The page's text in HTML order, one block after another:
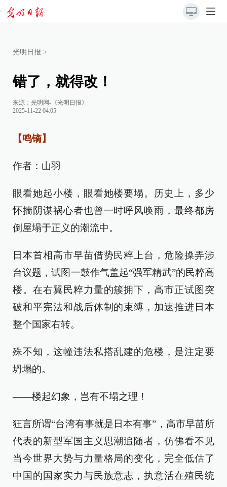
光明日报 >
错了，就得改！
来源： 光明网-《光明日报》
2025-11-22 04:05
【鸣镝】
作者：山羽
眼看她起小楼，眼看她楼要塌。历史上，多少
怀揣阴谋祸心者也曾一时呼风唤雨，最终都房
倒屋塌于正义的潮流中。
日本首相高市早苗借势民粹上台，危险操弄涉
台议题，试图一鼓作气盖起“强军精武”的民粹高
楼。在右翼民粹力量的簇拥下，高市正试图突
破和平宪法和战后体制的束缚，加速推进日本
整个国家右转。
殊不知，这幢违法私搭乱建的危楼，是注定要
坍塌的。
——楼起幻象，岂有不塌之理！
狂言所谓“台湾有事就是日本有事”，高市早苗所
代表的新型军国主义思潮追随者，仿佛看不见
当今世界大势与力量格局的变化，完全低估了
中国的国家实力与民族意志，执意活在殖民统